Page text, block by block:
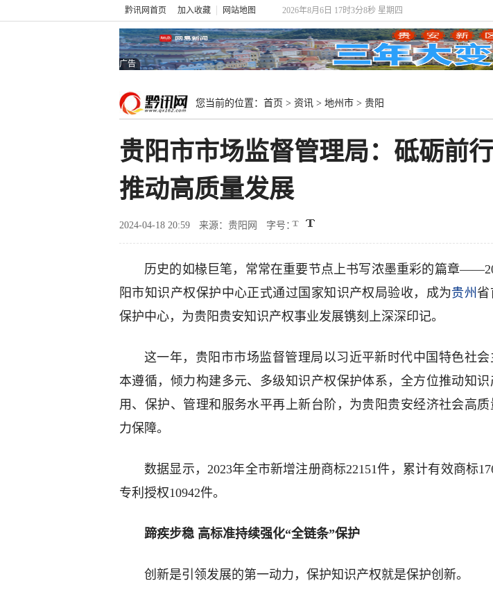
黔讯网首页 加入收藏 网站地图 2026年8月6日 17时3分9秒 星期四
广告
您当前的位置： 首页 > 资讯 > 地州市 > 贵阳
贵阳市市场监督管理局：砥砺前
推动高质量发展
2024-04-18 20:59 来源：贵阳网 字号：
历史的如椽巨笔，常常在重要节点上书写浓墨重彩的篇章
阳市知识产权保护中心正式通过国家知识产权局验收，成为贵州省
保护中心，为贵阳贵安知识产权事业发展镌刻上深深印记。
这一年，贵阳市市场监督管理局以习近平新时代中国特色社
本遵循，倾力构建多元、多级知识产权保护体系，全方位推动知
用、保护、管理和服务水平再上新台阶，为贵阳贵安经济社会高
力保障。
数据显示，2023年全市新增注册商标22151件，累计有效商标
专利授权10942件。
蹄疾步稳 高标准持续强化“全链条”保护
创新是引领发展的第一动力，保护知识产权就是保护创新。